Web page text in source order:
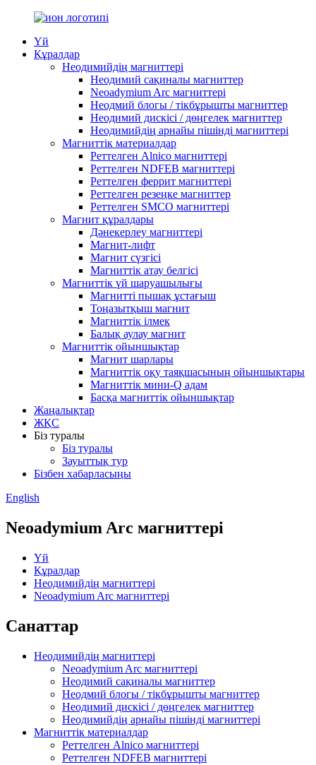
Үй
Құралдар
Неодимийдің магниттері
Неодимий сақиналы магниттер
Neoadymium Arc магниттері
Неодмий блогы / тікбұрышты магниттер
Неодимий дискісі / дөңгелек магниттер
Неодимийдің арнайы пішінді магниттері
Магниттік материалдар
Реттелген Alnico магниттері
Реттелген NDFEB магниттері
Реттелген феррит магниттері
Реттелген резеңке магниттер
Реттелген SMCO магниттері
Магнит құралдары
Дәнекерлеу магниттері
Магнит-лифт
Магнит сүзгісі
Магниттік атау белгісі
Магниттік үй шаруашылығы
Магнитті пышақ ұстағыш
Тоңазытқыш магнит
Магниттік ілмек
Балық аулау магнит
Магниттік ойыншықтар
Магнит шарлары
Магниттік оқу таяқшасының ойыншықтары
Магниттік мини-Q адам
Басқа магниттік ойыншықтар
Жаңалықтар
ЖҚС
Біз туралы
Біз туралы
Зауыттық тур
Бізбен хабарласыңы
English
Neoadymium Arc магниттері
Үй
Құралдар
Неодимийдің магниттері
Neoadymium Arc магниттері
Санаттар
Неодимийдің магниттері
Neoadymium Arc магниттері
Неодимий сақиналы магниттер
Неодмий блогы / тікбұрышты магниттер
Неодимий дискісі / дөңгелек магниттер
Неодимийдің арнайы пішінді магниттері
Магниттік материалдар
Реттелген Alnico магниттері
Реттелген NDFEB магниттері